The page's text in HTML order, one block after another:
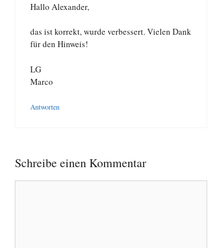
Hallo Alexander,
das ist korrekt, wurde verbessert. Vielen Dank
für den Hinweis!
LG
Marco
Antworten
Schreibe einen Kommentar